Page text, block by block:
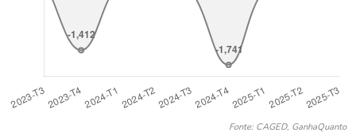
Fonte: CAGED, GanhaQuanto